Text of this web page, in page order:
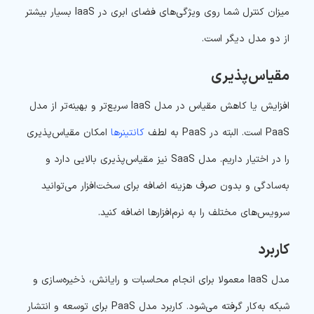
میزان کنترل شما روی ویژگی‌های فضای ابری در IaaS بسیار بیشتر
از دو مدل دیگر است.
مقیاس‌پذیری
افزایش یا کاهش مقیاس در مدل IaaS سریع‌تر و بهینه‌تر از مدل
PaaS است. البته در PaaS به لطف
کانتینرها امکان مقیاس‌پذیری
را در اختیار داریم. مدل SaaS نیز مقیاس‌پذیری بالایی دارد و
به‌سادگی و بدون صرف هزینه اضافه برای سخت‌افزار می‌توانید
سرویس‌های مختلف را به نرم‌افزارها اضافه کنید.
کاربرد
مدل IaaS معمولا برای انجام محاسبات و رایانش، ذخیره‌سازی و
شبکه به‌کار گرفته می‌شود. کاربرد مدل PaaS برای توسعه و انتشار